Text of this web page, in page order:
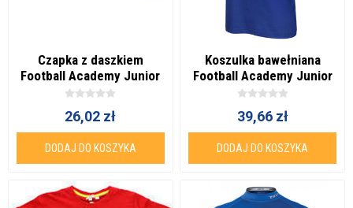
Czapka z daszkiem
Football Academy Junior
26,02 zł
DODAJ DO KOSZYKA
Koszulka bawełniana
Football Academy Junior
39,66 zł
DODAJ DO KOSZYKA